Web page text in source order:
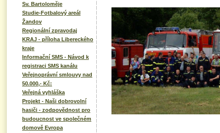
Sv. Bartoloměje
Studie-Fotbalový areál
Žandov
Regionální zpravodaj
KRAJ - příloha Libereckého
kraje
Informační SMS - Návod k
registraci SMS kanálu
Veřejnoprávní smlouvy nad
50.000,- Kč:
Veřejná vyhláška
Projekt - Naši dobrovolní
hasiči - zodpovědnost pro
budoucnost ve společném
domově Evropa